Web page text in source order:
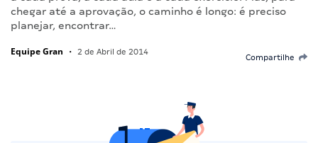
chegar até a aprovação, o caminho é longo: é preciso
planejar, encontrar…
Equipe Gran • 2 de Abril de 2014
Compartilhe